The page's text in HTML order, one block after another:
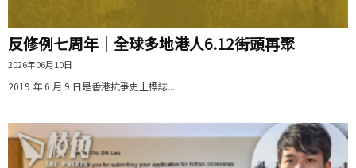
反修例七周年｜全球多地港人6.12街頭再聚
2026年06月10日
2019 年 6 月 9 日是香港抗爭史上標誌...